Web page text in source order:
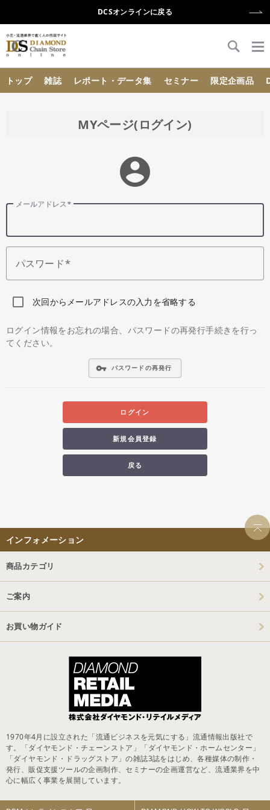
DCSオンラインに戻る
トップ 雑誌 レポート・データ集 セミナー 限定企画品
MYページ(ログイン)
account_circle
メールアドレス
パスワード
次回からメールアドレスの入力を省略する
ログイン情報をお忘れの場合、パスワードの再発行手続きを行っ
てください。
vpn_key パスワードの再発行
ログイン
新規会員登録
戻る
インフォメーション
商品カテゴリ
ご案内
お買い物ガイド
1970年4月に設立された「流通ビジネスを元気にする」流通情報出版社で
す。「ダイヤモンド・チェーンストア」「ダイヤモンド・ホームセンター」
「ダイヤモンド・ドラッグストア」の雑誌3誌をはじめ、各種媒体の制作・
発行、販促支援ツールの企画制作、セミナーの企画運営など、流通業界を中
心に幅広く事業を展開しています。